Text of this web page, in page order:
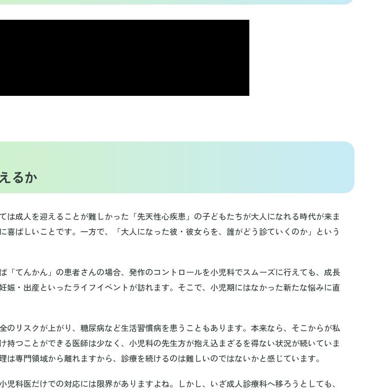
るか
は成人を迎えることが難しかった「先天性心疾患」の子どもたちが大人になれる時代が来ま
喜ばしいことです。一方で、「大人になった彼・彼女らを、誰がどう診ていくのか」という
「てんかん」の患者さんの場合、発作のコントロールを小児科でスムーズに行えても、成長
娠・出産といったライフイベントが訪れます。そこで、小児期にはなかった新たな悩みに直
のリスクが上がり、糖尿病など生活習慣病を患うこともあります。本来なら、そこからが私
持つことができる医師は少なく、小児科の先生方が抱え込まざるを得ない状況が続いていま
専門領域から離れますから、診療を続けるのは難しいのではないかと感じています。
科医だけでの対応には限界がありますよね。しかし、いざ成人診療科へ移ろうとしても、